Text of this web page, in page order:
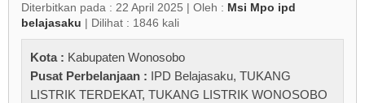
Diterbitkan pada : 22 April 2025 | Oleh : Msi Mpo ipd
belajasaku | Dilihat : 1846 kali
Kota : Kabupaten Wonosobo
Pusat Perbelanjaan : IPD Belajasaku, TUKANG
LISTRIK TERDEKAT, TUKANG LISTRIK WONOSOBO